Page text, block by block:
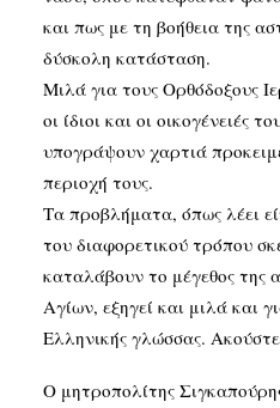
και πως με τη βοήθεια της
δύσκολη κατάσταση.
Μιλά για τους Ορθόδοξους
οι ίδιοι και οι οικογένειές
υπογράψουν χαρτιά
περιοχή τους.
Τα προβλήματα, όπως λέει
του διαφορετικού τρόπου
καταλάβουν το μέγεθος της
Αγίων, εξηγεί και μιλά και
Ελληνικής γλώσσας. Ακούστε
Ο μητροπολίτης